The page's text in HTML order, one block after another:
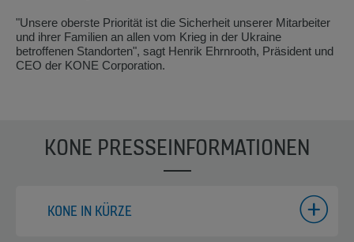
"Unsere oberste Priorität ist die Sicherheit unserer Mitarbeiter
und ihrer Familien an allen vom Krieg in der Ukraine
betroffenen Standorten", sagt Henrik Ehrnrooth, Präsident und
CEO der KONE Corporation.
KONE PRESSEINFORMATIONEN
KONE IN KÜRZE